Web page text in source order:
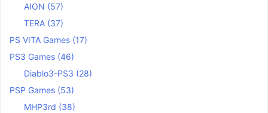
AION (57)
TERA (37)
PS VITA Games (17)
PS3 Games (46)
Diablo3-PS3 (28)
PSP Games (53)
MHP3rd (38)